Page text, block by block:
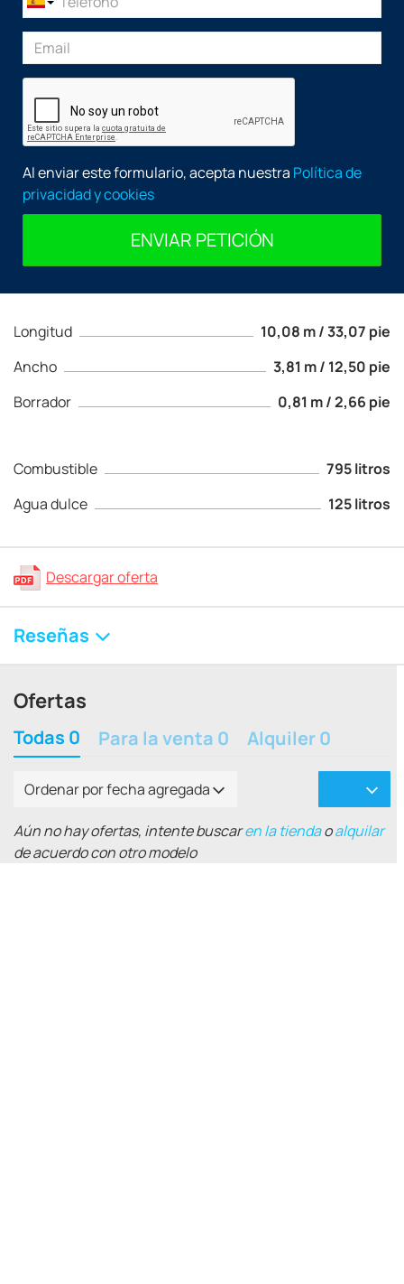
Longitud
10,08 m / 33,07 pie
Ancho
3,81 m / 12,50 pie
Borrador
0,81 m / 2,66 pie
Combustible
795 litros
Agua dulce
125 litros
Descargar oferta
Reseñas
Ofertas
Todas 0 Para la venta 0 Alquiler 0
Ordenar por fecha agregada
Aún no hay ofertas, intente buscaren la tiendaoalquilar
de acuerdo con otro modelo
Al enviar este formulario, acepta nuestra Política de
privacidad y cookies
ENVIAR PETICIÓN